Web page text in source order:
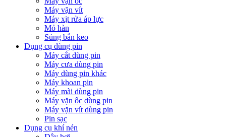
Máy vặn vít
Máy xịt rửa áp lực
Mỏ hàn
Súng bắn keo
Dụng cụ dùng pin
Máy cắt dùng pin
Máy cưa dùng pin
Máy dùng pin khác
Máy khoan pin
Máy mài dùng pin
Máy vặn ốc dùng pin
Máy vặn vít dùng pin
Pin sạc
Dụng cụ khí nén